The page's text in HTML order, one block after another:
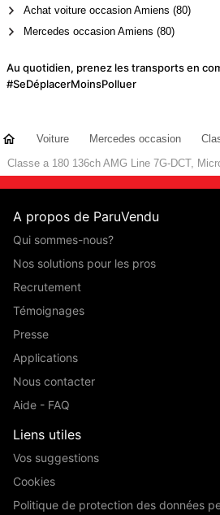
Achat voiture occasion Amiens (80)
Mercedes occasion Amiens (80)
Au quotidien, prenez les transports en
#SeDéplacerMoinsPolluer
Voiture Mercedes occasion
Classe a 180 136ch AMG Line 7G-DCT,
A propos de ParuVendu
Qui sommes-nous?
Nos solutions pour les pros
Recrutement
Témoignages
Presse
Applications
Nous contacter
Aide - FAQ
Liens utiles
Vos suggestions
Cookies
Politique de protection des données